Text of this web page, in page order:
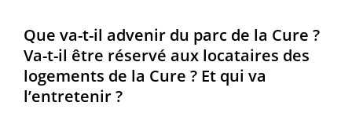
Que va-t-il advenir du parc de la Cure ?
Va-t-il être réservé aux locataires des
logements de la Cure ? Et qui va
l’entretenir ?